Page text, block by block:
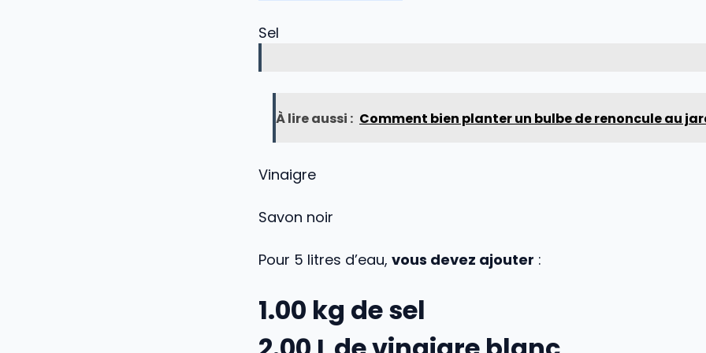
Sel
À lire aussi : Comment bien planter un bulbe de renoncule au
Vinaigre
Savon noir
Pour 5 litres d’eau, vous devez ajouter :
1.00 kg de sel